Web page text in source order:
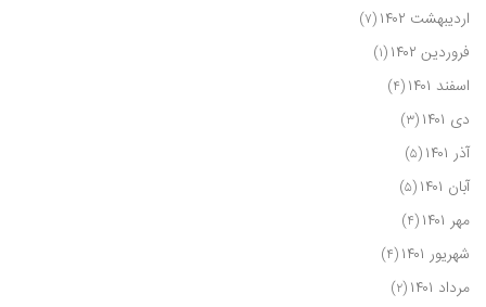
اردیبهشت ۱۴۰۲ (۷)
فروردین ۱۴۰۲ (۱)
اسفند ۱۴۰۱ (۴)
دی ۱۴۰۱ (۳)
آذر ۱۴۰۱ (۵)
آبان ۱۴۰۱ (۵)
مهر ۱۴۰۱ (۴)
شهریور ۱۴۰۱ (۴)
مرداد ۱۴۰۱ (۲)